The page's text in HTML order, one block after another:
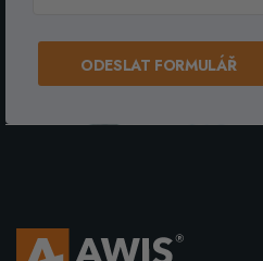
ODESLAT FORMULÁŘ